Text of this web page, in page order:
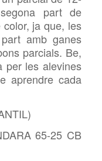
part de
color, ja que, les
amb ganes
parcials. Be,
per les alevines
aprendre cada
65-25 CB